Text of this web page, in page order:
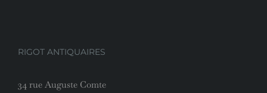
RIGOT ANTIQUAIRES
34 rue Auguste Comte